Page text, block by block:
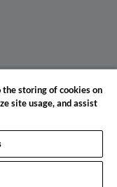
the storing of cookies on
site usage, and assist